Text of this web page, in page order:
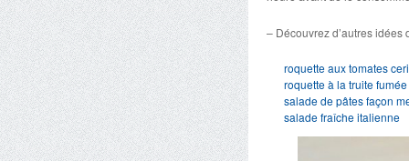
– Découvrez d’autres idées
roquette aux tomates
roquette à la truite fumée
salade de pâtes façon
salade fraîche italienne